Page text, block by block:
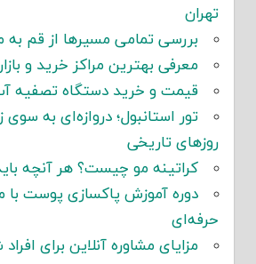
تهران
بررسی تمامی مسیرها از قم
معرفی بهترین مراکز خرید و
قیمت و خرید دستگاه تصفیه
تور استانبول؛ دروازه‌ای به
روزهای تاریخی
کراتینه مو چیست؟ هر آنچه
دوره آموزش پاکسازی پوست با
حرفه‌ای
مزایای مشاوره آنلاین برای